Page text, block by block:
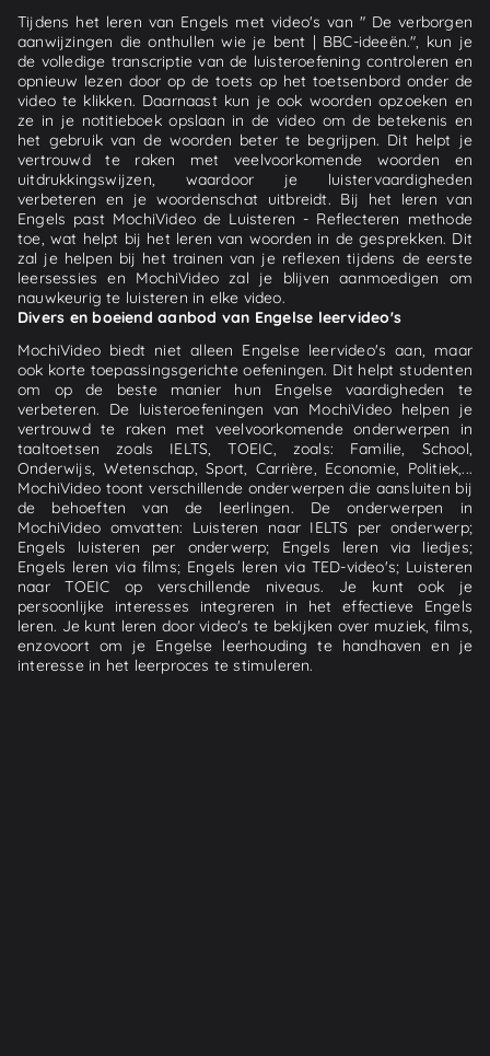
Tijdens het leren van Engels met video's van " De verborgen
aanwijzingen die onthullen wie je bent | BBC-ideeën.", kun je
de volledige transcriptie van de luisteroefening controleren en
opnieuw lezen door op de toets op het toetsenbord onder de
video te klikken. Daarnaast kun je ook woorden opzoeken en
ze in je notitieboek opslaan in de video om de betekenis en
het gebruik van de woorden beter te begrijpen. Dit helpt je
vertrouwd te raken met veelvoorkomende woorden en
uitdrukkingswijzen, waardoor je luistervaardigheden
verbeteren en je woordenschat uitbreidt. Bij het leren van
Engels past MochiVideo de Luisteren - Reflecteren methode
toe, wat helpt bij het leren van woorden in de gesprekken. Dit
zal je helpen bij het trainen van je reflexen tijdens de eerste
leersessies en MochiVideo zal je blijven aanmoedigen om
nauwkeurig te luisteren in elke video.
Divers en boeiend aanbod van Engelse leervideo's
MochiVideo biedt niet alleen Engelse leervideo's aan, maar
ook korte toepassingsgerichte oefeningen. Dit helpt studenten
om op de beste manier hun Engelse vaardigheden te
verbeteren. De luisteroefeningen van MochiVideo helpen je
vertrouwd te raken met veelvoorkomende onderwerpen in
taaltoetsen zoals IELTS, TOEIC, zoals: Familie, School,
Onderwijs, Wetenschap, Sport, Carrière, Economie, Politiek,...
MochiVideo toont verschillende onderwerpen die aansluiten bij
de behoeften van de leerlingen. De onderwerpen in
MochiVideo omvatten: Luisteren naar IELTS per onderwerp;
Engels luisteren per onderwerp; Engels leren via liedjes;
Engels leren via films; Engels leren via TED-video's; Luisteren
naar TOEIC op verschillende niveaus. Je kunt ook je
persoonlijke interesses integreren in het effectieve Engels
leren. Je kunt leren door video's te bekijken over muziek, films,
enzovoort om je Engelse leerhouding te handhaven en je
interesse in het leerproces te stimuleren.